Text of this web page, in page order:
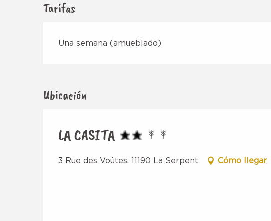
Tarifas
Una semana (amueblado)
Ubicación
LA CASITA
3 Rue des Voûtes, 11190 La Serpent Cómo llegar